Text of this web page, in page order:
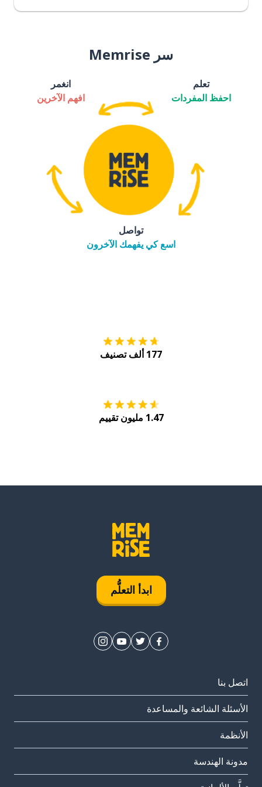
سر Memrise
تعلم
احفظ المفردات
انغمر
افهم الآخرين
تواصل
اسع كي يفهمك الآخرون
177 ألف تصنيف
1.47 مليون تقييم
ابدأ التعلُّم
اتصل بنا
الأسئلة الشائعة والمساعدة
الأنظمة
مدونة الهندسة